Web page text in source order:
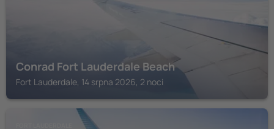
Conrad Fort Lauderdale Beach
Fort Lauderdale, 14 srpna 2026, 2 noci